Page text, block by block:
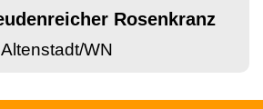
Rosenkranz
WN